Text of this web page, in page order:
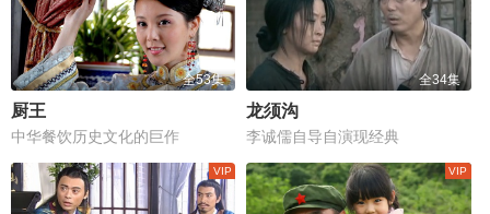
全53集
厨王
中华餐饮历史文化的巨作
全34集
龙须沟
李诚儒自导自演现经典